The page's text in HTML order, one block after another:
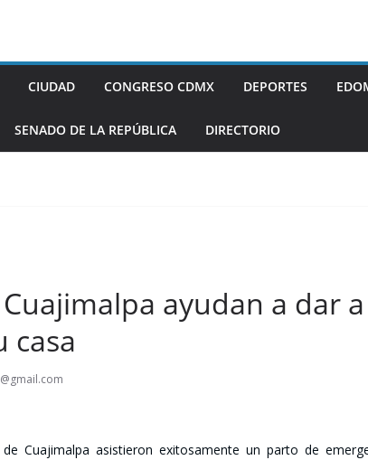
CIUDAD CONGRESO CDMX DEPORTES
SENADO DE LA REPÚBLICA DIRECTORIO
ayudan a dar
casa
Cuajimalpa asistieron exitosamente un parto de